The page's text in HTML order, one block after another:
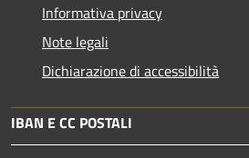
Informativa privacy
Note legali
Dichiarazione di accessibilità
IBAN E CC POSTALI